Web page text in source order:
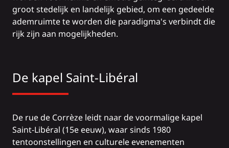
groot stedelijk en landelijk gebied, om een gedeelde
ademruimte te worden die paradigma's verbindt die
rijk zijn aan mogelijkheden.
De kapel Saint-Libéral
De rue de Corrèze leidt naar de voormalige kapel
Saint-Libéral (15e eeuw), waar sinds 1980
tentoonstellingen en culturele evenementen